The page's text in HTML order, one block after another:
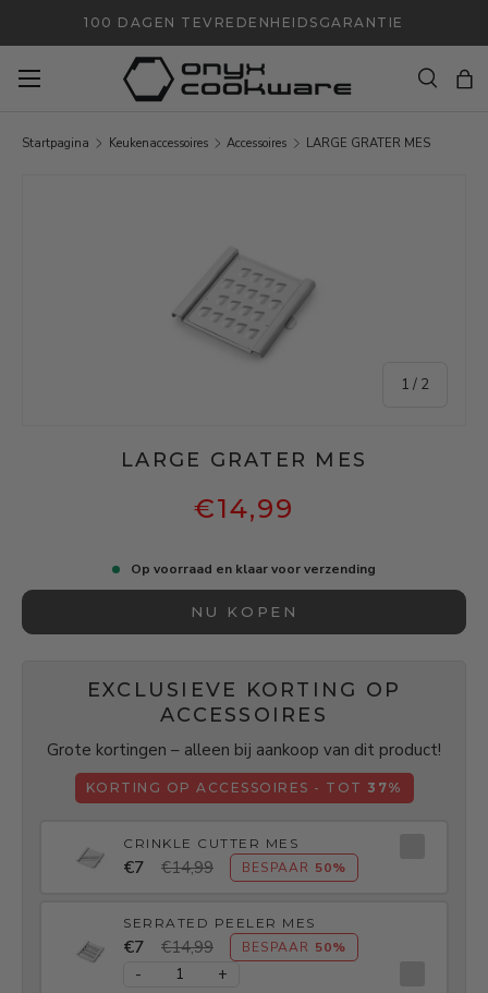
100 DAGEN TEVREDENHEIDSGARANTIE
Zoeken
Startpagina Keukenaccessoires Accessoires LARGE GRATER MES
1 / van
2
LARGE GRATER MES
€14,99
Op voorraad en klaar voor verzending
NU KOPEN
EXCLUSIEVE KORTING OP
ACCESSOIRES
Grote kortingen – alleen bij aankoop van dit product!
KORTING OP ACCESSOIRES - TOT 37%
CRINKLE CUTTER MES
€7 €14,99 BESPAAR 50%
SERRATED PEELER MES
€7 €14,99 BESPAAR 50%
- +